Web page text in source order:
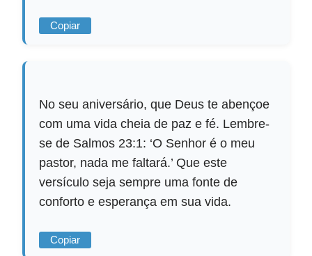
Copiar
No seu aniversário, que Deus te abençoe
com uma vida cheia de paz e fé. Lembre-
se de Salmos 23:1: ‘O Senhor é o meu
pastor, nada me faltará.’ Que este
versículo seja sempre uma fonte de
conforto e esperança em sua vida.
Copiar